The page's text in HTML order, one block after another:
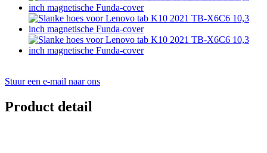
Stuur een e-mail naar ons
Product detail